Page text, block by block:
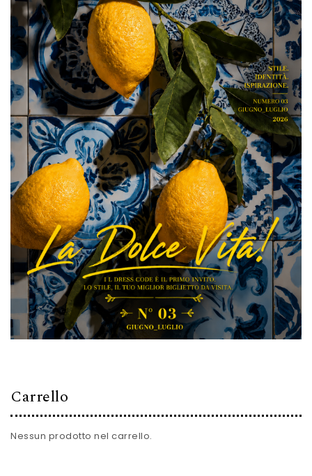
Carrello
Nessun prodotto nel carrello.